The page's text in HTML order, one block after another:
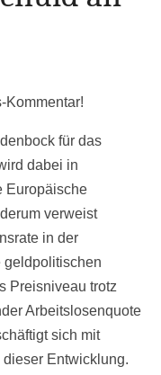
Kommentar!
für das
dabei in
Europäische
verweist
in der
geldpolitischen
Preisniveau trotz
Arbeitslosenquote
sich mit
Entwicklung.